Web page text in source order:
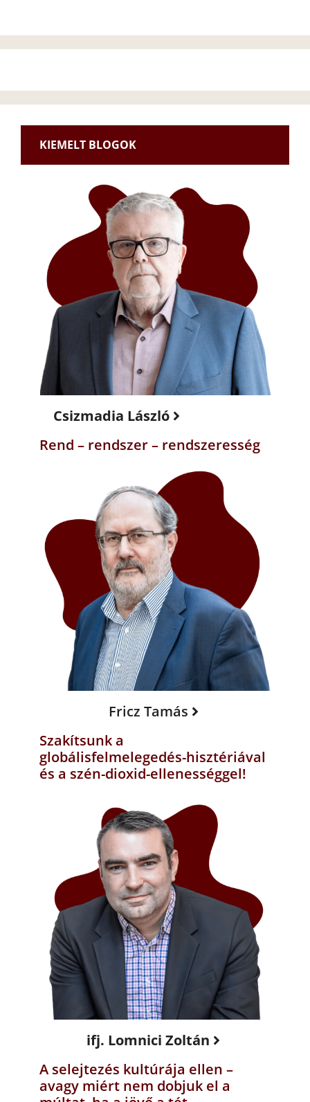
KIEMELT BLOGOK
Csizmadia László
Rend – rendszer – rendszeresség
Fricz Tamás
Szakítsunk a
globálisfelmelegedés-hisztériával
és a szén-dioxid-ellenességgel!
ifj. Lomnici Zoltán
A selejtezés kultúrája ellen –
avagy miért nem dobjuk el a